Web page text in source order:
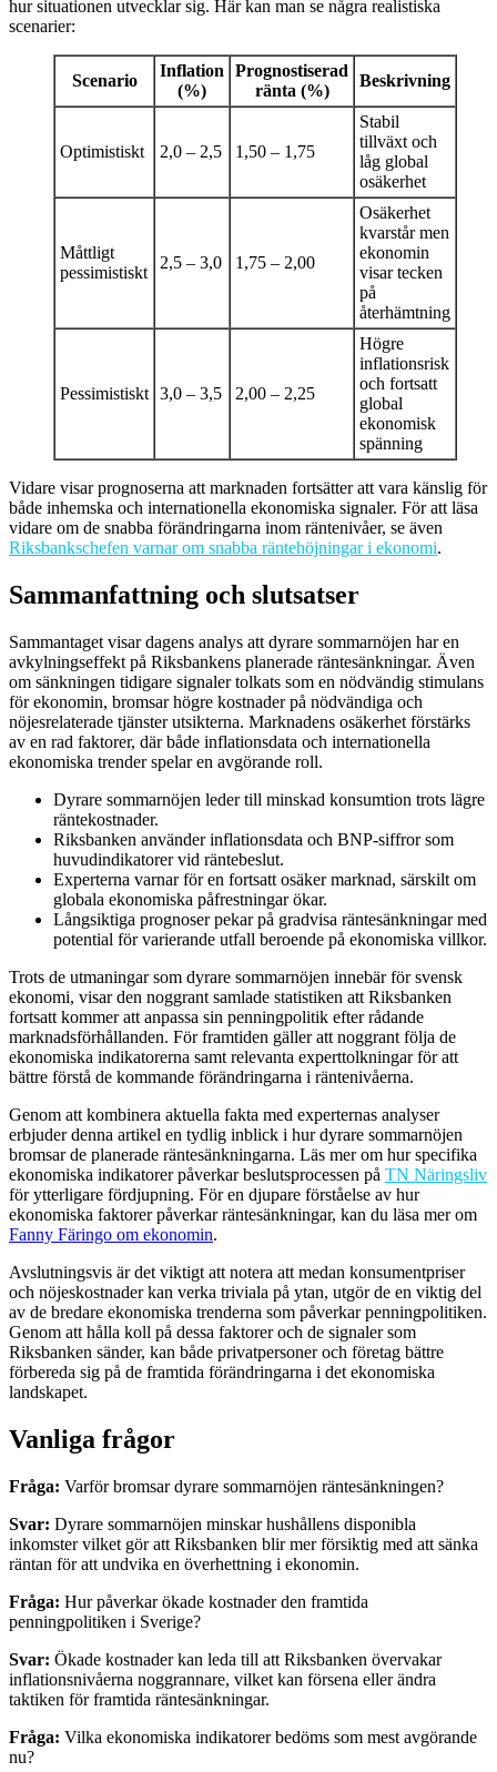
hur situationen utvecklar sig. Här kan man se några realistiska
scenarier:
Scenario
Inflation
(%)
Prognostiserad
ränta (%)
Beskrivning
Optimistiskt 2,0 – 2,5 1,50 – 1,75
Stabil
tillväxt och
låg global
osäkerhet
Måttligt
pessimistiskt
2,5 – 3,0 1,75 – 2,00
Osäkerhet
kvarstår men
ekonomin
visar tecken
på
återhämtning
Pessimistiskt 3,0 – 3,5 2,00 – 2,25
Högre
inflationsrisk
och fortsatt
global
ekonomisk
spänning
Vidare visar prognoserna att marknaden fortsätter att vara känslig för
både inhemska och internationella ekonomiska signaler. För att läsa
vidare om de snabba förändringarna inom räntenivåer, se även
Riksbankschefen varnar om snabba räntehöjningar i ekonomi.
Sammanfattning och slutsatser
Sammantaget visar dagens analys att dyrare sommarnöjen har en
avkylningseffekt på Riksbankens planerade räntesänkningar. Även
om sänkningen tidigare signaler tolkats som en nödvändig stimulans
för ekonomin, bromsar högre kostnader på nödvändiga och
nöjesrelaterade tjänster utsikterna. Marknadens osäkerhet förstärks
av en rad faktorer, där både inflationsdata och internationella
ekonomiska trender spelar en avgörande roll.
Dyrare sommarnöjen leder till minskad konsumtion trots lägre
räntekostnader.
Riksbanken använder inflationsdata och BNP-siffror som
huvudindikatorer vid räntebeslut.
Experterna varnar för en fortsatt osäker marknad, särskilt om
globala ekonomiska påfrestningar ökar.
Långsiktiga prognoser pekar på gradvisa räntesänkningar med
potential för varierande utfall beroende på ekonomiska villkor.
Trots de utmaningar som dyrare sommarnöjen innebär för svensk
ekonomi, visar den noggrant samlade statistiken att Riksbanken
fortsatt kommer att anpassa sin penningpolitik efter rådande
marknadsförhållanden. För framtiden gäller att noggrant följa de
ekonomiska indikatorerna samt relevanta experttolkningar för att
bättre förstå de kommande förändringarna i räntenivåerna.
Genom att kombinera aktuella fakta med experternas analyser
erbjuder denna artikel en tydlig inblick i hur dyrare sommarnöjen
bromsar de planerade räntesänkningarna. Läs mer om hur specifika
ekonomiska indikatorer påverkar beslutsprocessen på TN Näringsliv
för ytterligare fördjupning. För en djupare förståelse av hur
ekonomiska faktorer påverkar räntesänkningar, kan du läsa mer om
Fanny Färingo om ekonomin.
Avslutningsvis är det viktigt att notera att medan konsumentpriser
och nöjeskostnader kan verka triviala på ytan, utgör de en viktig del
av de bredare ekonomiska trenderna som påverkar penningpolitiken.
Genom att hålla koll på dessa faktorer och de signaler som
Riksbanken sänder, kan både privatpersoner och företag bättre
förbereda sig på de framtida förändringarna i det ekonomiska
landskapet.
Vanliga frågor
Fråga: Varför bromsar dyrare sommarnöjen räntesänkningen?
Svar: Dyrare sommarnöjen minskar hushållens disponibla
inkomster vilket gör att Riksbanken blir mer försiktig med att sänka
räntan för att undvika en överhettning i ekonomin.
Fråga: Hur påverkar ökade kostnader den framtida
penningpolitiken i Sverige?
Svar: Ökade kostnader kan leda till att Riksbanken övervakar
inflationsnivåerna noggrannare, vilket kan försena eller ändra
taktiken för framtida räntesänkningar.
Fråga: Vilka ekonomiska indikatorer bedöms som mest avgörande
nu?